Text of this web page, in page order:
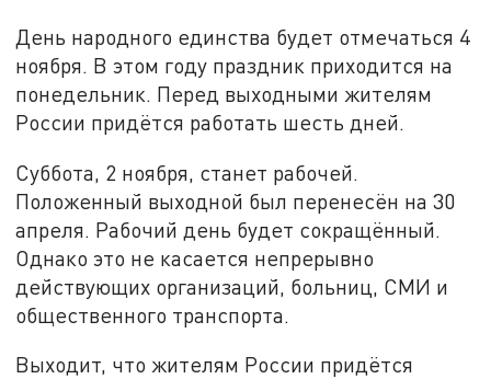
День народного единства будет отмечаться 4
ноября. В этом году праздник приходится на
понедельник. Перед выходными жителям
России придётся работать шесть дней.
Суббота, 2 ноября, станет рабочей.
Положенный выходной был перенесён на 30
апреля. Рабочий день будет сокращённый.
Однако это не касается непрерывно
действующих организаций, больниц, СМИ и
общественного транспорта.
Выходит, что жителям России придётся